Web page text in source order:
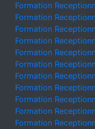
Formation
Formation
Formation
Formation
Formation
Formation
Formation
Formation
Formation
Formation
Formation